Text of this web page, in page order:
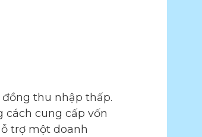
thu nhập thấp.
cung cấp vốn
trợ một doanh